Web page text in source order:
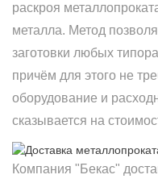
раскроя
металла. Метод
заготовки любых
причём для этого не
оборудование и
сказывается на
Компания "Бекас"